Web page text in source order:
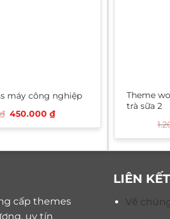
máy công nghiệp
Giá
là:
450.000 ₫Giá
hiện
tại
Theme
trà sữa 2
cấp themes
uy tín
LIÊN
Về